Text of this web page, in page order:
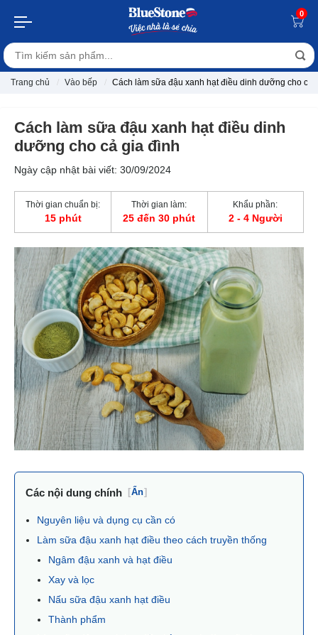
0
Trang chủ Vào bếp Cách làm sữa đậu xanh hạt điều dinh dưỡng cho cả
Cách làm sữa đậu xanh hạt điều dinh
dưỡng cho cả gia đình
Ngày cập nhật bài viết: 30/09/2024
Thời gian chuẩn bị:
15 phút
Thời gian làm:
25 đến 30 phút
Khẩu phần:
2 - 4 Người
Các nội dung chính [Ẩn]
Nguyên liệu và dụng cụ cần có
Làm sữa đậu xanh hạt điều theo cách truyền thống
Ngâm đậu xanh và hạt điều
Xay và lọc
Nấu sữa đậu xanh hạt điều
Thành phẩm